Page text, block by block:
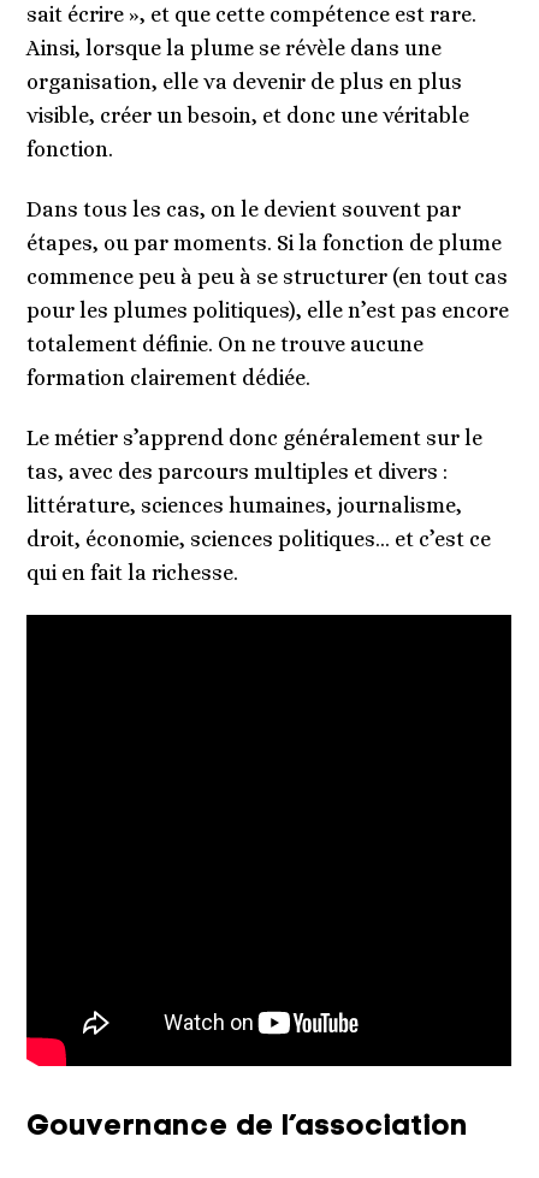
sait écrire », et que cette compétence est rare.
Ainsi, lorsque la plume se révèle dans une
organisation, elle va devenir de plus en plus
visible, créer un besoin, et donc une véritable
fonction.
Dans tous les cas, on le devient souvent par
étapes, ou par moments. Si la fonction de plume
commence peu à peu à se structurer (en tout cas
pour les plumes politiques), elle n’est pas encore
totalement définie. On ne trouve aucune
formation clairement dédiée.
Le métier s’apprend donc généralement sur le
tas, avec des parcours multiples et divers :
littérature, sciences humaines, journalisme,
droit, économie, sciences politiques… et c’est ce
qui en fait la richesse.
Gouvernance de l’association